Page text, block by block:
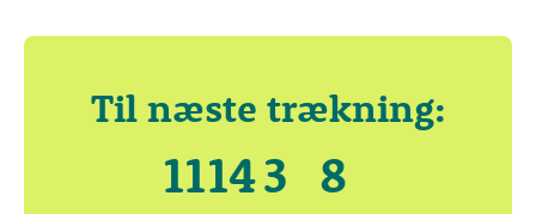
Vis lodsedler med hele tallet Vis lodsedler med endetallet
Til næste trækning:
11143 7